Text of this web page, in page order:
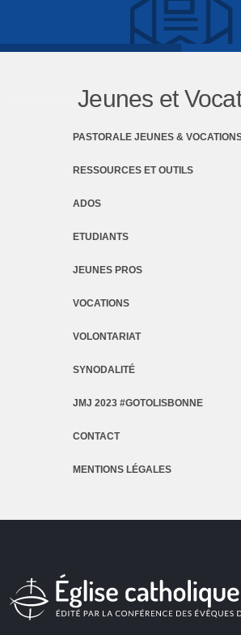
Jeunes et
PASTORALE JEUNES &
RESSOURCES ET OUTILS
ADOS
ETUDIANTS
JEUNES PROS
VOCATIONS
VOLONTARIAT
SYNODALITÉ
JMJ 2023 #GOTOLISBONNE
CONTACT
MENTIONS LÉGALES